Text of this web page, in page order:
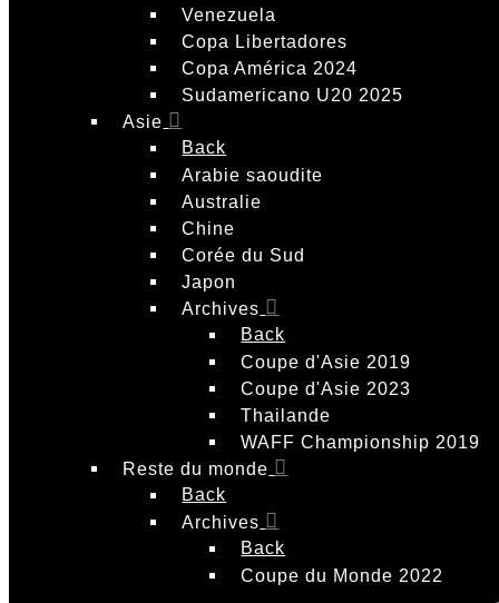
Venezuela
Copa Libertadores
Copa América 2024
Sudamericano U20 2025
Asie
Back
Arabie saoudite
Australie
Chine
Corée du Sud
Japon
Archives
Back
Coupe d'Asie 2019
Coupe d'Asie 2023
Thailande
WAFF Championship 2019
Reste du monde
Back
Archives
Back
Coupe du Monde 2022